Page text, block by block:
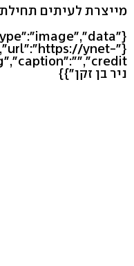
מייצרת לעיתים
ynet-
ניר בן זקן"}}